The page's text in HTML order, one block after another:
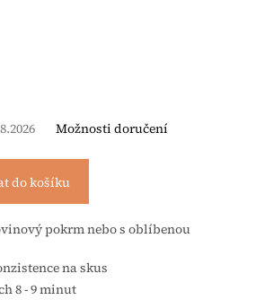
Možnosti doručení
do košíku
pokrm nebo s oblíbenou
na skus
8 - 9 minut